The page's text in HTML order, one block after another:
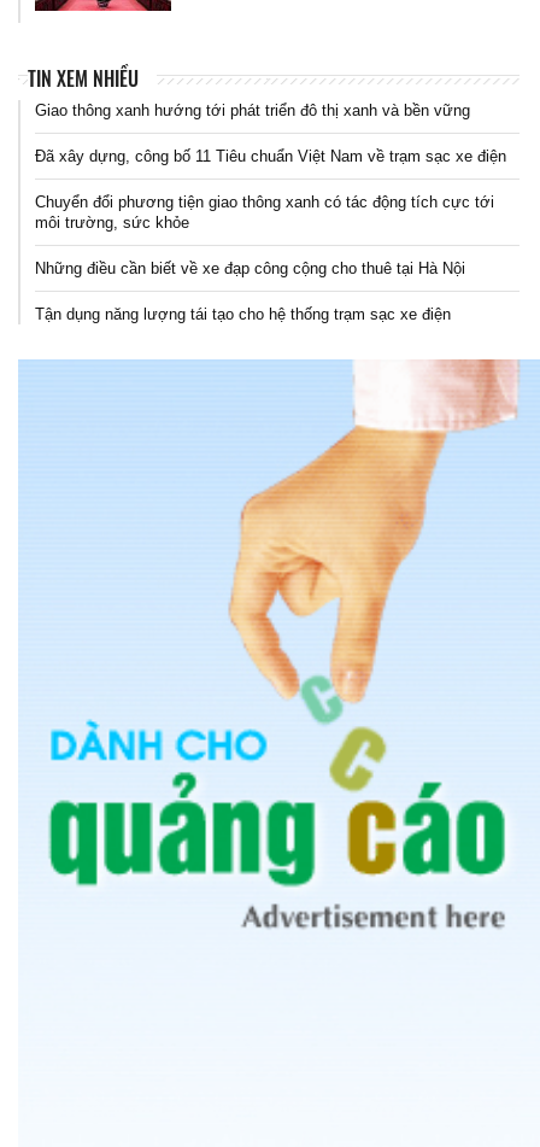
TIN XEM NHIỀU
Giao thông xanh hướng tới phát triển đô thị xanh và bền vững
Đã xây dựng, công bố 11 Tiêu chuẩn Việt Nam về trạm sạc xe điện
Chuyển đổi phương tiện giao thông xanh có tác động tích cực tới
môi trường, sức khỏe
Những điều cần biết về xe đạp công cộng cho thuê tại Hà Nội
Tận dụng năng lượng tái tạo cho hệ thống trạm sạc xe điện